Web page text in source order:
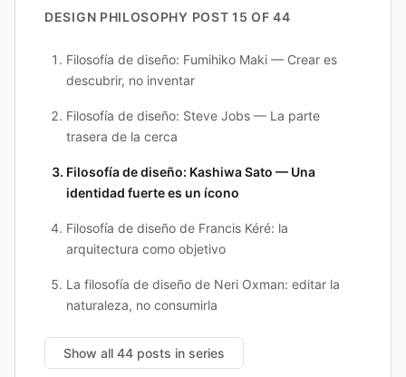
DESIGN PHILOSOPHY POST 15 OF 44
Filosofía de diseño: Fumihiko Maki — Crear es
descubrir, no inventar
Filosofía de diseño: Steve Jobs — La parte
trasera de la cerca
Filosofía de diseño: Kashiwa Sato — Una
identidad fuerte es un ícono
Filosofía de diseño de Francis Kéré: la
arquitectura como objetivo
La filosofía de diseño de Neri Oxman: editar la
naturaleza, no consumirla
Show all 44 posts in series